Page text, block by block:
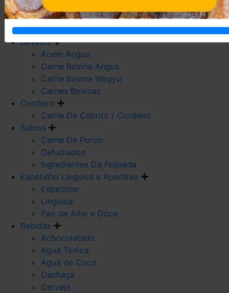
Carne De Frango
Carne De Galeto
Codorna
Bovinos
Acem Angus
Carne Bovina Angus
Carne bovina Wagyu
Carnes Bovinas
Cordeiro
Carne De Cabrito / Cordeiro
Suínos
Carne De Porco
Defumados
Ingredientes Da Feijoada
Espetinho Linguica e Aperitivo
Espetinho
Linguica
Pao de Alho e Doce
Bebidas
Achocolatado
Agua Tonica
Agua de Coco
Cachaça
Cerveja